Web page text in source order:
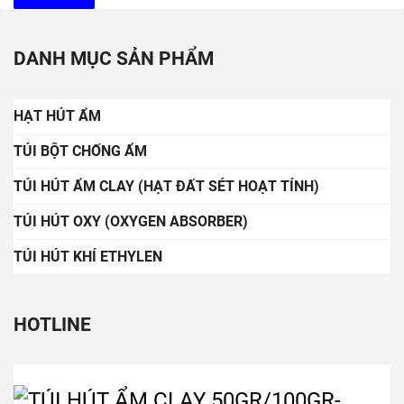
DANH MỤC SẢN PHẨM
HẠT HÚT ẨM
TÚI BỘT CHỐNG ẨM
TÚI HÚT ẨM CLAY (HẠT ĐẤT SÉT HOẠT TÍNH)
TÚI HÚT OXY (OXYGEN ABSORBER)
TÚI HÚT KHÍ ETHYLEN
HOTLINE